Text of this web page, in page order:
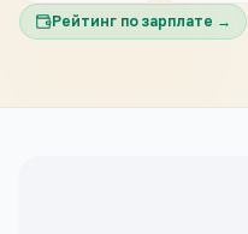
Рейтинг по зарплате →